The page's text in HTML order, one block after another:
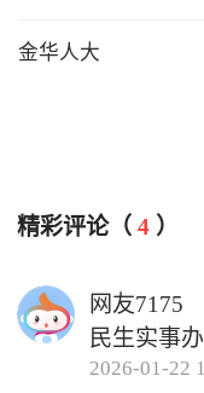
金华人大
精彩评论（4 ）
网友7175
民生实事
2026-01-22